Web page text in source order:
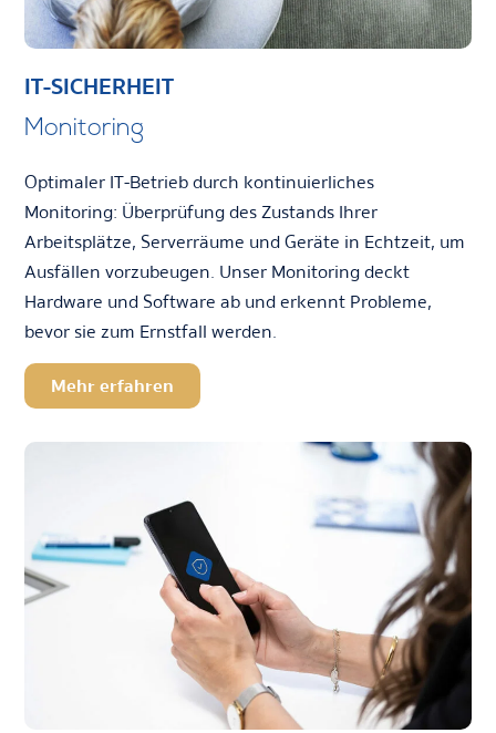
IT-SICHERHEIT
Monitoring
Optimaler IT-Betrieb durch kontinuierliches
Monitoring: Überprüfung des Zustands Ihrer
Arbeitsplätze, Serverräume und Geräte in Echtzeit, um
Ausfällen vorzubeugen. Unser Monitoring deckt
Hardware und Software ab und erkennt Probleme,
bevor sie zum Ernstfall werden.
Mehr erfahren